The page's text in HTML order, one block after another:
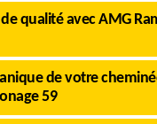
qualité avec AMG
de votre
59